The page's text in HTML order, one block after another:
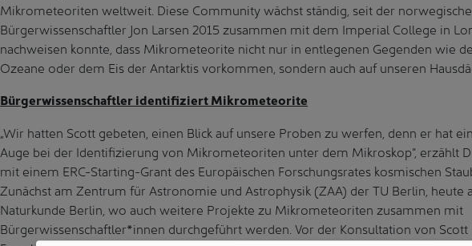
Mikrometeoriten weltweit. Diese Community wächst ständig, seit der norwegische
Bürgerwissenschaftler Jon Larsen 2015 zusammen mit dem Imperial College in
nachweisen konnte, dass Mikrometeorite nicht nur in entlegenen Gegenden wie
Ozeane oder dem Eis der Antarktis vorkommen, sondern auch auf unseren
Bürgerwissenschaftler identifiziert Mikrometeorite
„Wir hatten Scott gebeten, einen Blick auf unsere Proben zu werfen, denn er hat
Auge bei der Identifizierung von Mikrometeoriten unter dem Mikroskop“, erzählt
mit einem ERC-Starting-Grant des Europäischen Forschungsrates kosmischen
Zunächst am Zentrum für Astronomie und Astrophysik (ZAA) der TU Berlin, heute
Naturkunde Berlin, wo auch weitere Projekte zu Mikrometeoriten zusammen mit
Bürgerwissenschaftler*innen durchgeführt werden. Vor der Konsultation von